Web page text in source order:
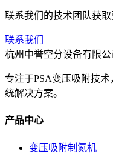
联系我们的技术团队获
联系我们
杭州中誉空分设备有限公
专注于PSA变压吸附技
统解决方案。
产品中心
变压吸附制氮机